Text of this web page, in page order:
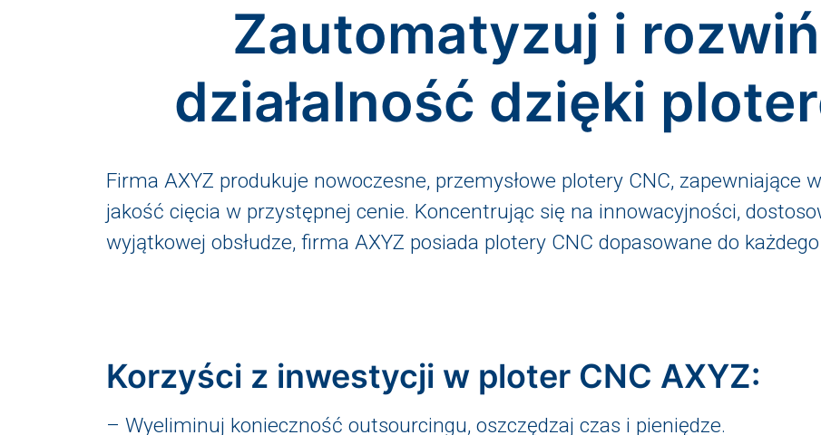
Zautomatyzuj i
działalność dzięki
Firma AXYZ produkuje nowoczesne, przemysłowe plotery CNC, zapewniające
jakość cięcia w przystępnej cenie. Koncentrując się na innowacyjności,
wyjątkowej obsłudze, firma AXYZ posiada plotery CNC dopasowane do
Korzyści z inwestycji w ploter CNC AXYZ:
– Wyeliminuj konieczność outsourcingu, oszczędzaj czas i pieniędze.